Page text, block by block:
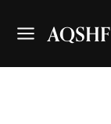
AQSHF